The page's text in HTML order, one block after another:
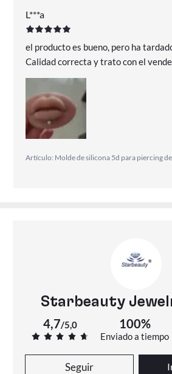
L***a
el producto es bueno, pero ha
Calidad correcta y trato con el
Starbeauty
4,7/5,0 100%
Enviado a tiempo
Seguir